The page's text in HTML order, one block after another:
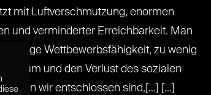
mit Luftverschmutzung, enormen
und verminderter Erreichbarkeit. Man
geringe Wettbewerbsfähigkeit, zu wenig
und den Verlust des sozialen
Wenn wir entschlossen sind,[...] [...]